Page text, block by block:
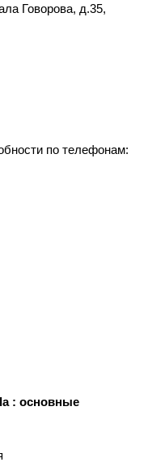
Говорова, д.35,
по телефонам:
: основные